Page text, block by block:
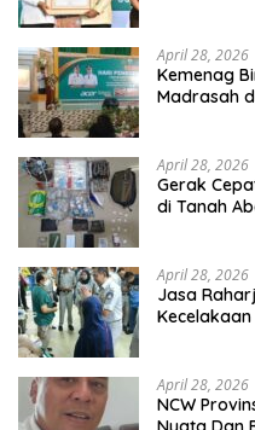
April 28, 2026
Kemenag
Madrasah
April 28, 2026
Gerak
di Tanah
April 28, 2026
Jasa
April 28, 2026
NCW